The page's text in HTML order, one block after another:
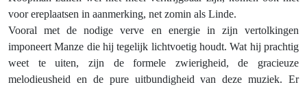
voor ereplaatsen in aanmerking, net zomin als Linde.
Vooral met de nodige verve en energie in zijn vertolkingen
imponeert Manze die hij tegelijk lichtvoetig houdt. Wat hij prachtig
weet te uiten, zijn de formele zwierigheid, de gracieuze
melodieusheid en de pure uitbundigheid van deze muziek. Er